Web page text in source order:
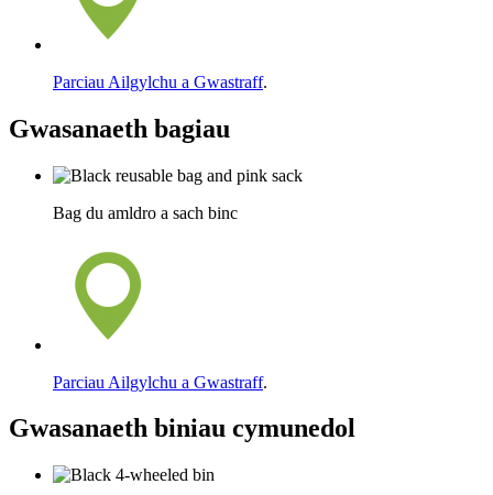
Parciau Ailgylchu a Gwastraff.
Gwasanaeth bagiau
Bag du amldro a sach binc
Parciau Ailgylchu a Gwastraff.
Gwasanaeth biniau cymunedol